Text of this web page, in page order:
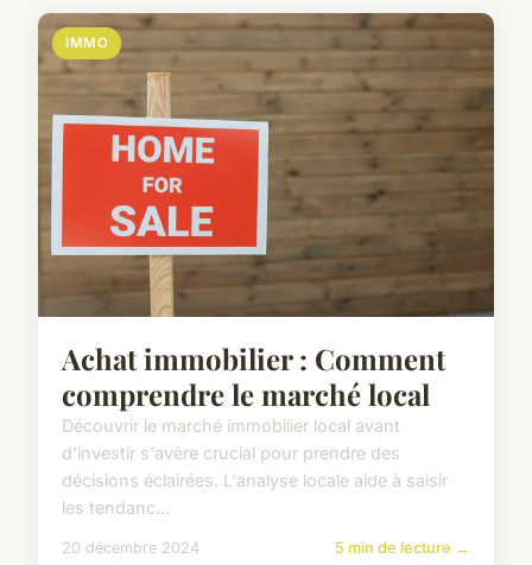
IMMO
Achat immobilier : Comment
comprendre le marché local
Découvrir le marché immobilier local avant
d'investir s'avère crucial pour prendre des
décisions éclairées. L'analyse locale aide à saisir
les tendanc...
20 décembre 2024 5 min de lecture →